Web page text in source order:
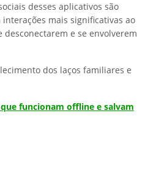
desses aplicativos são
mais significativas ao
e se envolverem
dos laços familiares e
funcionam offline e salvam